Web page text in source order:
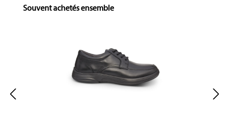
Skip product gallery
Souvent achetés ensemble